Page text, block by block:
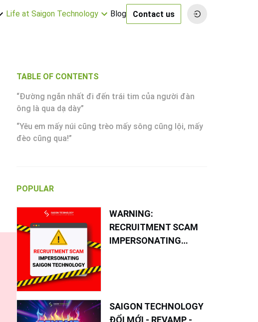
Life at Saigon Technology Blog Contact us
TABLE OF CONTENTS
“Đường ngắn nhất đi đến trái tim của người đàn
ông là qua dạ dày”
“Yêu em mấy núi cũng trèo mấy sông cũng lội, mấy
đèo cũng qua!”
POPULAR
WARNING:
RECRUITMENT SCAM
IMPERSONATING
SAIGON TECHNOLOGY
ĐỔI MỚI - REVAMP -